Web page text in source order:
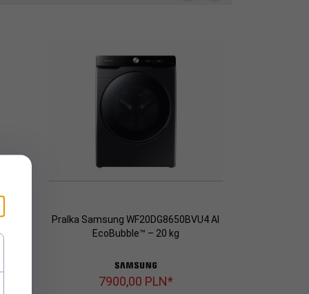
AI
Pralka Samsung WF20DG8650BVU4 AI
EcoBubble™ – 20 kg
7900,00 PLN*